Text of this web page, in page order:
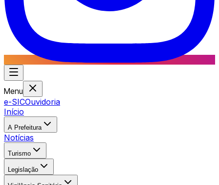
Menu
e-SICOuvidoria
Início
A Prefeitura
Notícias
Turismo
Legislação